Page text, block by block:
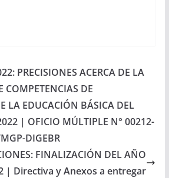
PRECISIONES ACERCA DE LA
COMPETENCIAS DE
LA EDUCACIÓN BÁSICA DEL
| OFICIO MÚLTIPLE N° 00212-
DIGEBR
FINALIZACIÓN DEL AÑO
| Directiva y Anexos a entregar